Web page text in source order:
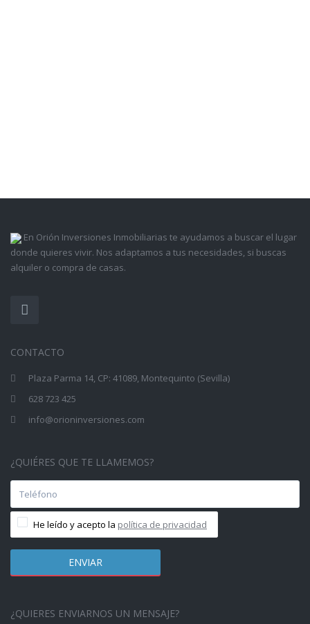
En Orión Inversiones Inmobiliarias te ayudamos a buscar el lugar
donde quieres vivir. Nos adaptamos a tus necesidades, si buscas
alquiler o compra de casas.
CONTACTO
Plaza Parma 14, CP: 41089, Montequinto (Sevilla)
628 723 425
info@orioninversiones.com
¿QUIÉRES QUE TE LLAMEMOS?
He leído y acepto la política de privacidad
¿QUIERES ENVIARNOS UN MENSAJE?